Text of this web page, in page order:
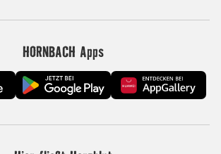
HORNBACH Apps